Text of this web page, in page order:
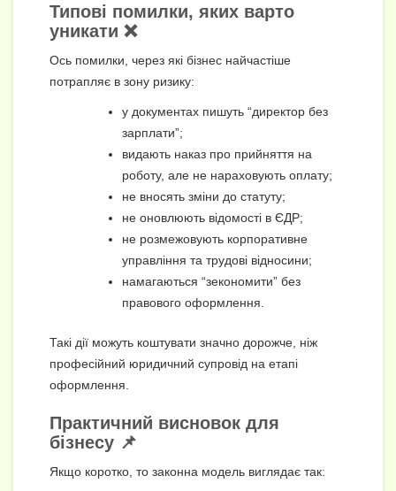
Типові помилки, яких варто
уникати ❌
Ось помилки, через які бізнес найчастіше
потрапляє в зону ризику:
у документах пишуть “директор без
зарплати”;
видають наказ про прийняття на
роботу, але не нараховують оплату;
не вносять зміни до статуту;
не оновлюють відомості в ЄДР;
не розмежовують корпоративне
управління та трудові відносини;
намагаються “зекономити” без
правового оформлення.
Такі дії можуть коштувати значно дорожче, ніж
професійний юридичний супровід на етапі
оформлення.
Практичний висновок для
бізнесу 📌
Якщо коротко, то законна модель виглядає так: